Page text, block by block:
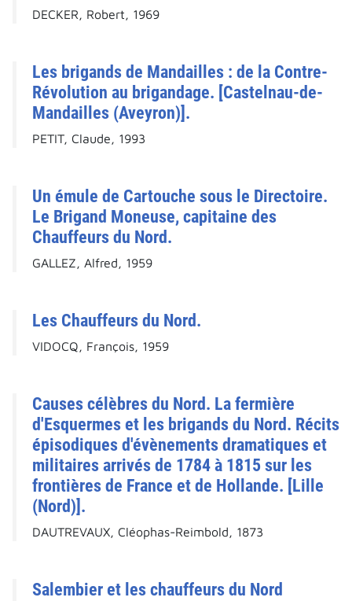
DECKER, Robert, 1969
Les brigands de Mandailles : de la Contre-
Révolution au brigandage. [Castelnau-de-
Mandailles (Aveyron)].
PETIT, Claude, 1993
Un émule de Cartouche sous le Directoire.
Le Brigand Moneuse, capitaine des
Chauffeurs du Nord.
GALLEZ, Alfred, 1959
Les Chauffeurs du Nord.
VIDOCQ, François, 1959
Causes célèbres du Nord. La fermière
d'Esquermes et les brigands du Nord. Récits
épisodiques d'évènements dramatiques et
militaires arrivés de 1784 à 1815 sur les
frontières de France et de Hollande. [Lille
(Nord)].
DAUTREVAUX, Cléophas-Reimbold, 1873
Salembier et les chauffeurs du Nord